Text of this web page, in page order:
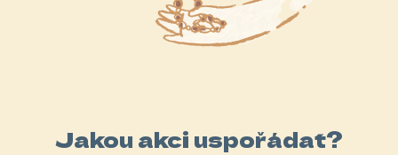
Jakou akci uspořádat?